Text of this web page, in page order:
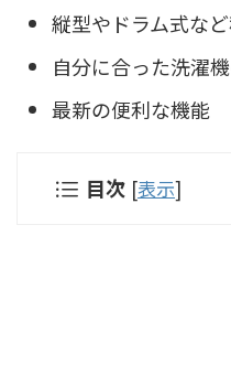
縦型やドラム式な
自分に合った洗濯
最新の便利な機能
目次 [表示]